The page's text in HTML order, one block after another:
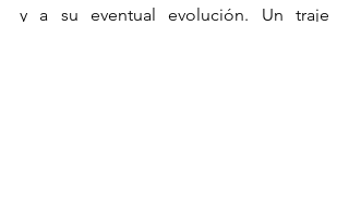
y a su eventual evolución. Un traje